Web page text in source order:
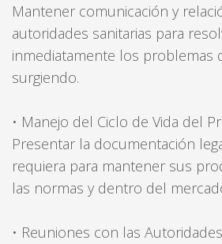
Mantener comunicación y
autoridades sanitarias para
inmediatamente los problemas
surgiendo.
• Manejo del Ciclo de Vida del
Presentar la documentación
requiera para mantener sus
las normas y dentro del
• Reuniones con las